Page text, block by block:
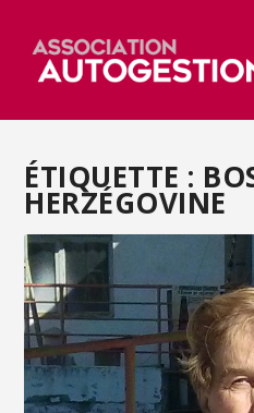
ÉTIQUETTE :
HERZÉGOVINE